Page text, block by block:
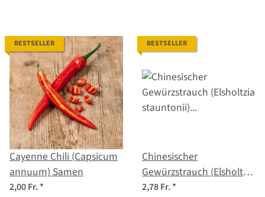
BESTSELLER
Cayenne Chili (Capsicum
annuum) Samen
2,00 Fr.*
BESTSELLER
Chinesischer
Gewürzstrauch (Elsholtzia
stauntonii) Samen
2,78 Fr.*